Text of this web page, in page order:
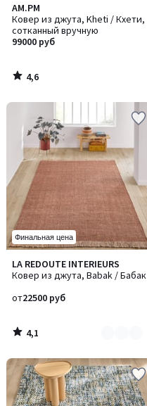
AM.PM
Ковер из джута, Kheti / Кхети,
сотканный вручную
99000 руб
4,6
/ 5
4,6
/
Финальная цена
LA REDOUTE INTERIEURS
Ковер из джута, Babak / Бабак
от22500 руб
4,1
/ 5
Количество
цветов:
4,1
/